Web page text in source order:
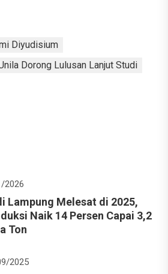
Diyudisium
Dorong Lulusan Lanjut Studi
2026
Lampung Melesat di 2025,
Naik 14 Persen Capai 3,2
Ton
2025